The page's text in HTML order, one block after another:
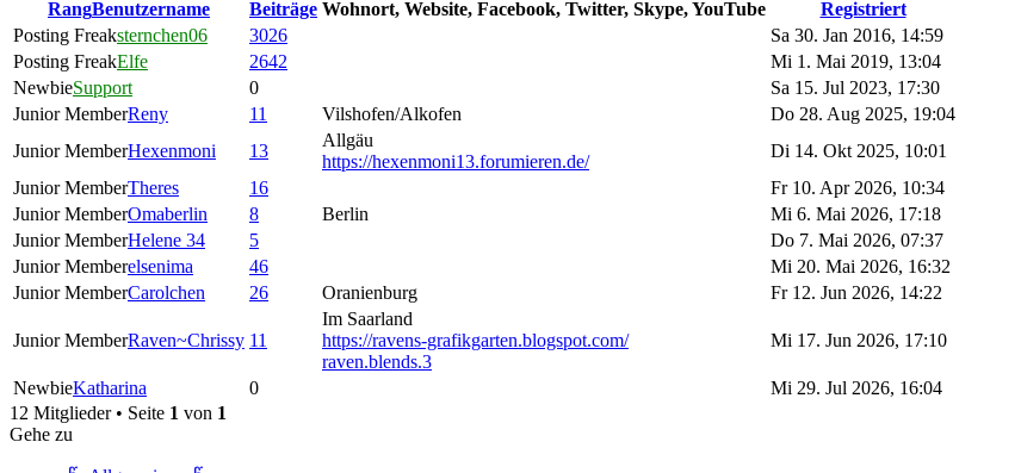
RangBenutzername Beiträge Wohnort, Website, Facebook, Twitter, Skype, YouTube
Registriert
Posting Freaksternchen06 3026
Sa 30. Jan 2016, 14:59
Posting FreakElfe 2642
Mi 1. Mai 2019, 13:04
NewbieSupport 0
Sa 15. Jul 2023, 17:30
Junior MemberReny 11 Vilshofen/Alkofen
Do 28. Aug 2025, 19:04
Junior MemberHexenmoni 13
Allgäu
https://hexenmoni13.forumieren.de/
Di 14. Okt 2025, 10:01
Junior MemberTheres 16
Fr 10. Apr 2026, 10:34
Junior MemberOmaberlin 8 Berlin
Mi 6. Mai 2026, 17:18
Junior MemberHelene 34 5
Do 7. Mai 2026, 07:37
Junior Memberelsenima 46
Mi 20. Mai 2026, 16:32
Junior MemberCarolchen 26 Oranienburg Fr 12. Jun 2026, 14:22
Junior MemberRaven~Chrissy 11
Im Saarland
https://ravens-grafikgarten.blogspot.com/
raven.blends.3
Mi 17. Jun 2026, 17:10
NewbieKatharina 0
Mi 29. Jul 2026, 16:04
12 Mitglieder • Seite 1 von 1
Gehe zu